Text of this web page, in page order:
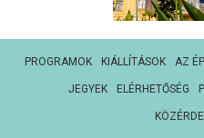
PROGRAMOK KIÁLLÍTÁSOK AZ
JEGYEK ELÉRHETŐSÉG